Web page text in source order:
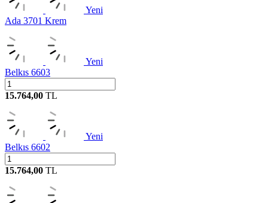
Yeni
Ada 3701 Krem
Yeni
Belkıs 6603
15.764,00 TL
Yeni
Belkıs 6602
15.764,00 TL